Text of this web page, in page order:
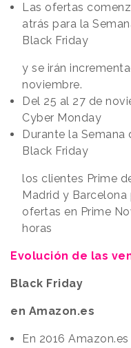
Las ofertas
atrás para la
Black Friday
y se irán
noviembre.
Del 25 al 27 de
Cyber Monday
Durante la Semana
Black Friday
los clientes Prime
Madrid y
ofertas en Prime
horas
Evolución de las
Black Friday
en Amazon.es
En 2016